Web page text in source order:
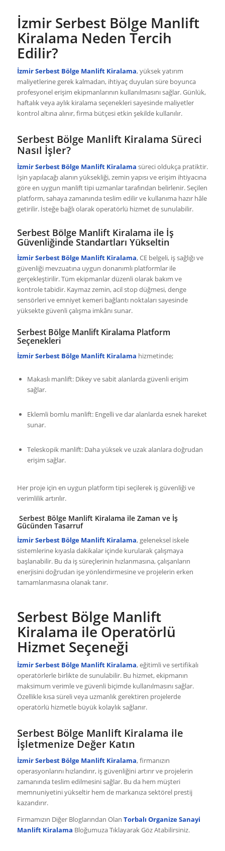
İzmir Serbest Bölge Manlift
Kiralama Neden Tercih
Edilir?
İzmir Serbest Bölge Manlift Kiralama, yüksek yatırım
maliyetlerine gerek kalmadan, ihtiyaç duyulan süre boyunca
profesyonel erişim ekipmanlarının kullanılmasını sağlar. Günlük,
haftalık veya aylık kiralama seçenekleri sayesinde maliyetler
kontrol altına alınır, firma bütçesi etkin şekilde kullanılır.
Serbest Bölge Manlift Kiralama Süreci
Nasıl İşler?
İzmir Serbest Bölge Manlift Kiralama süreci oldukça pratiktir.
İşin yapılacağı alanın yüksekliği, zemin yapısı ve erişim ihtiyacına
göre en uygun manlift tipi uzmanlar tarafından belirlenir. Seçilen
platform, sahaya zamanında teslim edilir ve kullanıma hazır hâle
getirilir. İsteğe bağlı olarak operatörlü hizmet de sunulabilir.
Serbest Bölge Manlift Kiralama ile İş
Güvenliğinde Standartları Yükseltin
İzmir Serbest Bölge Manlift Kiralama, CE belgeli, iş sağlığı ve
güvenliği mevzuatına uygun donanımlı platformlar ile
gerçekleştirilir. Tüm ekipmanlar düzenli olarak bakım ve
kontrole tabidir. Kaymaz zemin, acil stop düğmesi, denge
sensörleri ve emniyet kemeri bağlantı noktaları sayesinde
yüksekte güvenli çalışma imkânı sunar.
Serbest Bölge Manlift Kiralama Platform
Seçenekleri
İzmir Serbest Bölge Manlift Kiralama hizmetinde;
Makaslı manlift: Dikey ve sabit alanlarda güvenli erişim
sağlar.
Eklemli bomlu manlift: Engelli ve dar alanlarda esnek hareket
sunar.
Teleskopik manlift: Daha yüksek ve uzak alanlara doğrudan
erişim sağlar.
Her proje için en uygun platform tipi seçilerek iş güvenliği ve
verimlilik artırılır.
Serbest Bölge Manlift Kiralama ile Zaman ve İş
Gücünden Tasarruf
İzmir Serbest Bölge Manlift Kiralama, geleneksel iskele
sistemlerine kıyasla dakikalar içinde kurularak çalışmaya
başlanabilir. Bu da iş süreçlerinin hızlanmasına, çalışanların
enerjisini doğrudan işe yönlendirmesine ve projelerin erken
tamamlanmasına olanak tanır.
Serbest Bölge Manlift
Kiralama ile Operatörlü
Hizmet Seçeneği
İzmir Serbest Bölge Manlift Kiralama, eğitimli ve sertifikalı
operatörlerle birlikte de sunulabilir. Bu hizmet, ekipmanın
maksimum verimle ve güvenli biçimde kullanılmasını sağlar.
Özellikle kısa süreli veya uzmanlık gerektiren projelerde
operatörlü hizmetle büyük kolaylık sağlanır.
Serbest Bölge Manlift Kiralama ile
İşletmenize Değer Katın
İzmir Serbest Bölge Manlift Kiralama, firmanızın
operasyonlarını hızlandırır, iş güvenliğini artırır ve projelerin
zamanında teslim edilmesini sağlar. Bu da hem müşteri
memnuniyetini yükseltir hem de markanıza sektörel prestij
kazandırır.
Firmamızın Diğer Bloglarından Olan Torbalı Organize Sanayi
Manlift Kiralama Bloğumuza Tıklayarak Göz Atabilirsiniz.